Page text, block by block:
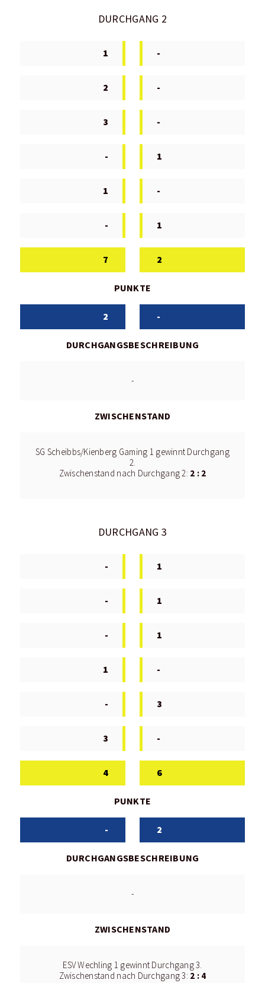
DURCHGANG 2
1 -
2 -
3 -
- 1
1 -
- 1
7 2
PUNKTE
2 -
DURCHGANGSBESCHREIBUNG
-
ZWISCHENSTAND
SG Scheibbs/Kienberg Gaming 1 gewinnt Durchgang
2.
Zwischenstand nach Durchgang 2: 2 : 2
DURCHGANG 3
- 1
- 1
- 1
1 -
- 3
3 -
4 6
PUNKTE
- 2
DURCHGANGSBESCHREIBUNG
-
ZWISCHENSTAND
ESV Wechling 1 gewinnt Durchgang 3.
Zwischenstand nach Durchgang 3: 2 : 4